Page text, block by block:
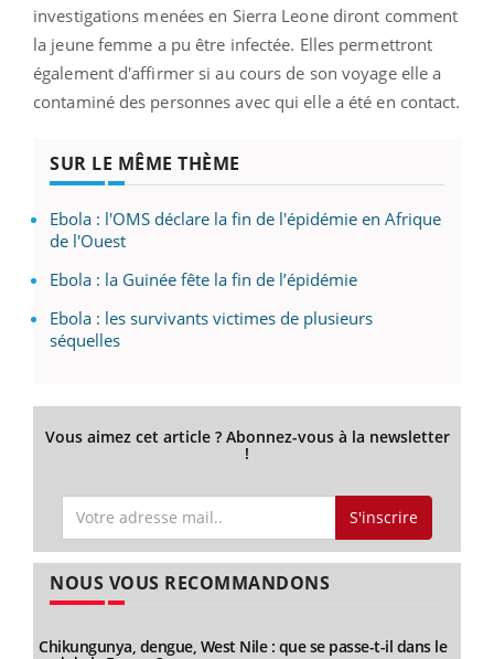
investigations menées en Sierra Leone diront comment
la jeune femme a pu être infectée. Elles permettront
également d'affirmer si au cours de son voyage elle a
contaminé des personnes avec qui elle a été en contact.
SUR LE MÊME THÈME
Ebola : l'OMS déclare la fin de l'épidémie en Afrique
de l'Ouest
Ebola : la Guinée fête la fin de l’épidémie
Ebola : les survivants victimes de plusieurs
séquelles
Vous aimez cet article ? Abonnez-vous à la newsletter
!
S'inscrire
NOUS VOUS RECOMMANDONS
Chikungunya, dengue, West Nile : que se passe-t-il dans le